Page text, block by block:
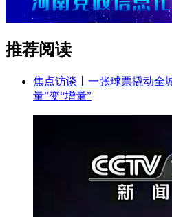
推荐阅读
焦点访谈丨一张球票撬动全
量”变“增量”